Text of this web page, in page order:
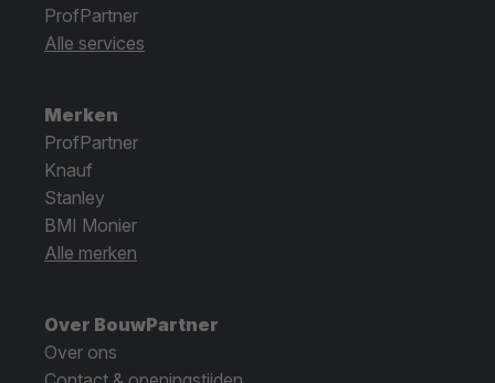
ProfPartner
Alle services
Merken
ProfPartner
Knauf
Stanley
BMI Monier
Alle merken
Over BouwPartner
Over ons